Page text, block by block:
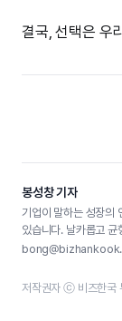
결국, 선택은 우
봉성창 기자
기업이 말하는 성장의
있습니다. 날카롭고
저작권자 ⓒ 비즈한국